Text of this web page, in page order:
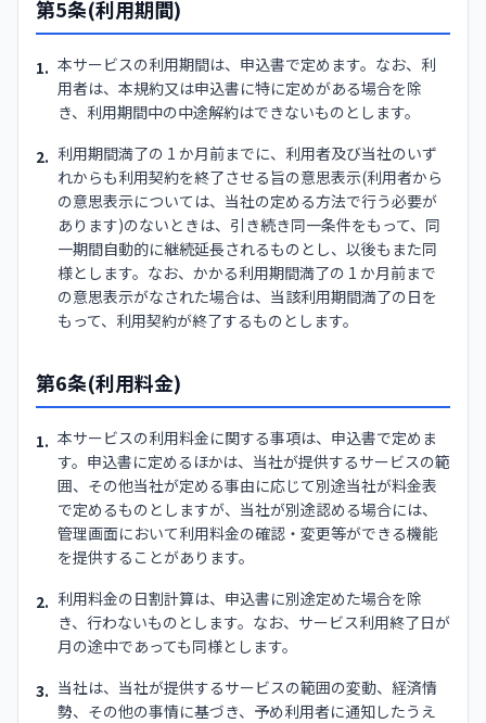
第5条(利用期間)
1. 本サービスの利用期間は、申込書で定めます。なお、利
用者は、本規約又は申込書に特に定めがある場合を除
き、利用期間中の中途解約はできないものとします。
2. 利用期間満了の 1 か月前までに、利用者及び当社のいず
れからも利用契約を終了させる旨の意思表示(利用者から
の意思表示については、当社の定める方法で行う必要が
あります)のないときは、引き続き同一条件をもって、同
一期間自動的に継続延長されるものとし、以後もまた同
様とします。なお、かかる利用期間満了の 1 か月前まで
の意思表示がなされた場合は、当該利用期間満了の日を
もって、利用契約が終了するものとします。
第6条(利用料金)
1. 本サービスの利用料金に関する事項は、申込書で定めま
す。申込書に定めるほかは、当社が提供するサービスの範
囲、その他当社が定める事由に応じて別途当社が料金表
で定めるものとしますが、当社が別途認める場合には、
管理画面において利用料金の確認・変更等ができる機能
を提供することがあります。
2. 利用料金の日割計算は、申込書に別途定めた場合を除
き、行わないものとします。なお、サービス利用終了日が
月の途中であっても同様とします。
3. 当社は、当社が提供するサービスの範囲の変動、経済情
勢、その他の事情に基づき、予め利用者に通知したうえ